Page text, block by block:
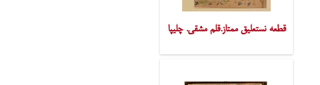
قطعه نستعلیق ممتاز.قلم مشقی. چلیپا